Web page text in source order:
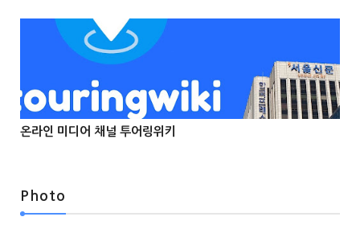
 

온라인 미디어 채널 투어링위키
Photo